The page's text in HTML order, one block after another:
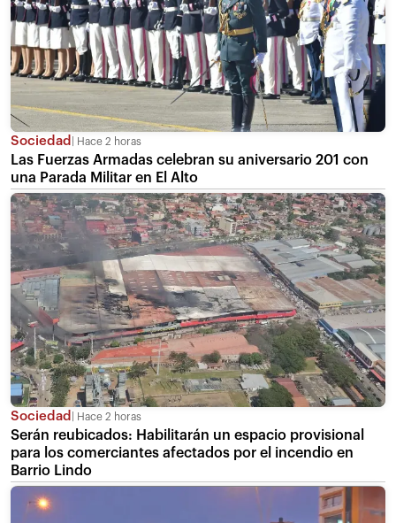
Sociedad Hace 2 horas
Las Fuerzas Armadas celebran su aniversario 201 con
una Parada Militar en El Alto
Sociedad Hace 2 horas
Serán reubicados: Habilitarán un espacio provisional
para los comerciantes afectados por el incendio en
Barrio Lindo